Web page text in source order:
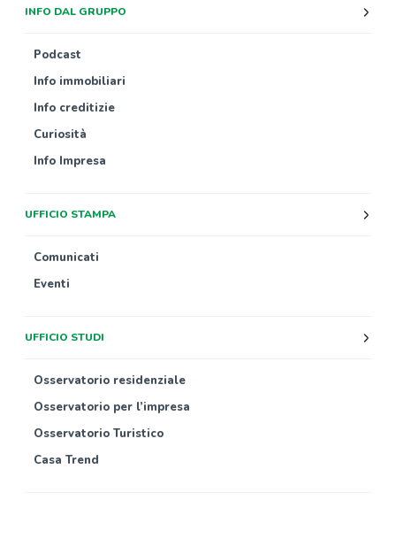
INFO DAL GRUPPO
Podcast
Info immobiliari
Info creditizie
Curiosità
Info Impresa
UFFICIO STAMPA
Comunicati
Eventi
UFFICIO STUDI
Osservatorio residenziale
Osservatorio per l’impresa
Osservatorio Turistico
Casa Trend